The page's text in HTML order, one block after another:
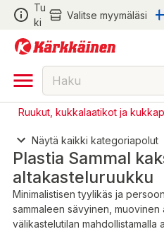
Tu
ki
Valitse myymäläsi
Ruukut, kukkalaatikot ja
Näytä kaikki kategoriapolut
Plastia Sammal
altakasteluruukku
Minimalistisen tyylikäs ja
sammaleen sävyinen, muovinen
välikastelutilan mahdollistamalla